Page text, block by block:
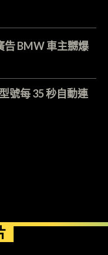
告 BMW 車主嬲爆
號每 35 秒自動連